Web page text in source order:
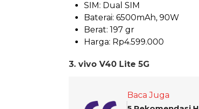
SIM: Dual SIM
Baterai: 6500mAh, 90W
Berat: 197 gr
Harga: Rp4.599.000
3. vivo V40 Lite 5G
Baca Juga